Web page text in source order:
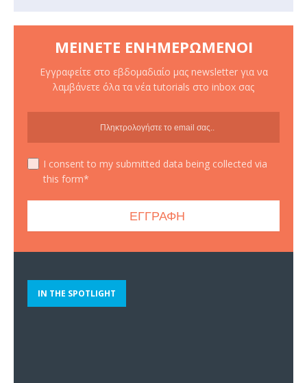
ΜΕΊΝΕΤΕ ΕΝΗΜΕΡΩΜΈΝΟΙ
Εγγραφείτε στο εβδομαδιαίο μας newsletter για να
λαμβάνετε όλα τα νέα tutorials στο inbox σας
I consent to my submitted data being collected via
this form*
IN THE SPOTLIGHT